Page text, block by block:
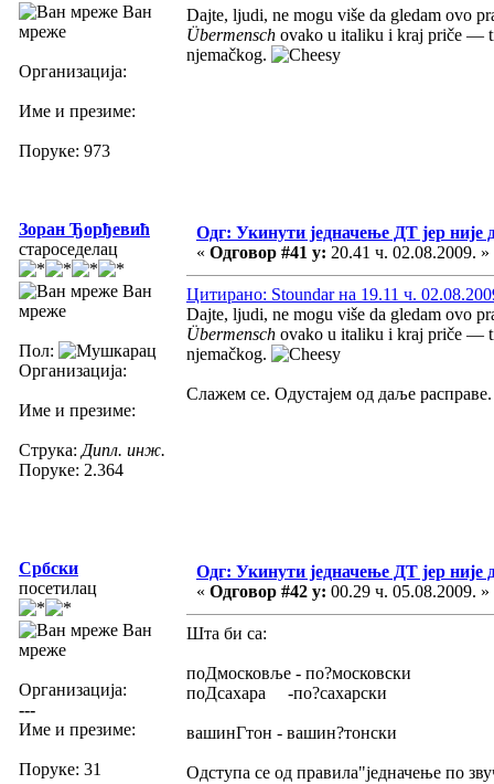
Ван
мреже
Организација:
Име и презиме:
Поруке: 973
Dajte, ljudi, ne mogu više da gledam ovo
Übermensch ovako u italiku i kraj priče —
njemačkog.
Зоран Ђорђевић
староседелац
Ван
мреже
Пол:
Организација:
Име и презиме:
Струка: Дипл. инж.
Поруке: 2.364
Одг: Укинути једначење ДТ јер није
« Одговор #41 у: 20.41 ч. 02.08.2009. »
Цитирано: Stoundar на 19.11 ч.
Dajte, ljudi, ne mogu više da gledam ovo
Übermensch ovako u italiku i kraj priče —
njemačkog.
Слажем се. Одустајем од даље расправе.
Србски
посетилац
Ван
мреже
Организација:
---
Име и презиме:
Поруке: 31
Одг: Укинути једначење ДТ јер није
« Одговор #42 у: 00.29 ч. 05.08.2009. »
Шта би са:
поДмосковље - по?московски
поДсахара -по?сахарски
вашинГтон - вашин?тонски
Одступа се од правила"једначење по